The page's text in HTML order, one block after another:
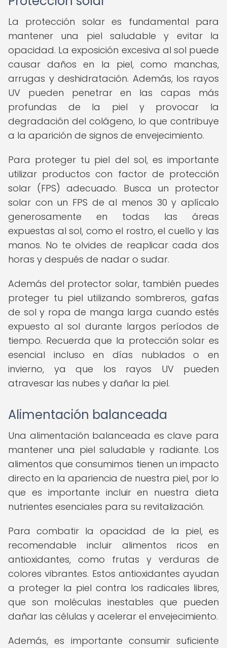
La protección solar es fundamental para
mantener una piel saludable y evitar la
opacidad. La exposición excesiva al sol puede
causar daños en la piel, como manchas,
arrugas y deshidratación. Además, los rayos
UV pueden penetrar en las capas más
profundas de la piel y provocar la
degradación del colágeno, lo que contribuye
a la aparición de signos de envejecimiento.
Para proteger tu piel del sol, es importante
utilizar productos con factor de protección
solar (FPS) adecuado. Busca un protector
solar con un FPS de al menos 30 y aplícalo
generosamente en todas las áreas
expuestas al sol, como el rostro, el cuello y las
manos. No te olvides de reaplicar cada dos
horas y después de nadar o sudar.
Además del protector solar, también puedes
proteger tu piel utilizando sombreros, gafas
de sol y ropa de manga larga cuando estés
expuesto al sol durante largos períodos de
tiempo. Recuerda que la protección solar es
esencial incluso en días nublados o en
invierno, ya que los rayos UV pueden
atravesar las nubes y dañar la piel.
Alimentación balanceada
Una alimentación balanceada es clave para
mantener una piel saludable y radiante. Los
alimentos que consumimos tienen un impacto
directo en la apariencia de nuestra piel, por lo
que es importante incluir en nuestra dieta
nutrientes esenciales para su revitalización.
Para combatir la opacidad de la piel, es
recomendable incluir alimentos ricos en
antioxidantes, como frutas y verduras de
colores vibrantes. Estos antioxidantes ayudan
a proteger la piel contra los radicales libres,
que son moléculas inestables que pueden
dañar las células y acelerar el envejecimiento.
Además, es importante consumir suficiente